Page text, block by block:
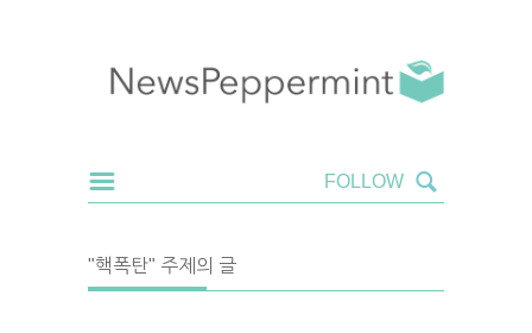
"핵폭탄" 주제의 글